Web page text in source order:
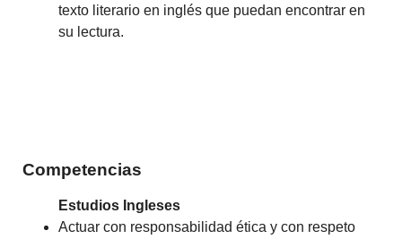
texto literario en inglés que puedan encontrar en
su lectura.
Competencias
Estudios Ingleses
Actuar con responsabilidad ética y con respeto